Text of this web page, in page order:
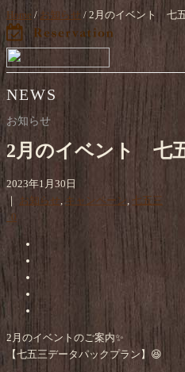
Home / お知らせ / 2月のイベント 七
NEWS
お知らせ
2月のイベント 七
2023年1月30日
｜ お知らせ, キャンペーン, 七五三
0
2月のイベントのご案内✨
【七五三データパックプラン】😆